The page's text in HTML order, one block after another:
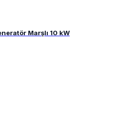
Marşlı 10 kW